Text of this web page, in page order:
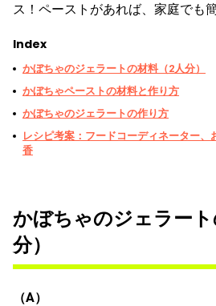
ス！ペーストがあれば、家庭でも
Index
かぼちゃのジェラートの材料（2人分）
かぼちゃペーストの材料と作り方
かぼちゃのジェラートの作り方
レシピ考案：フードコーディネーター
香
かぼちゃのジェラー
分）
（A）